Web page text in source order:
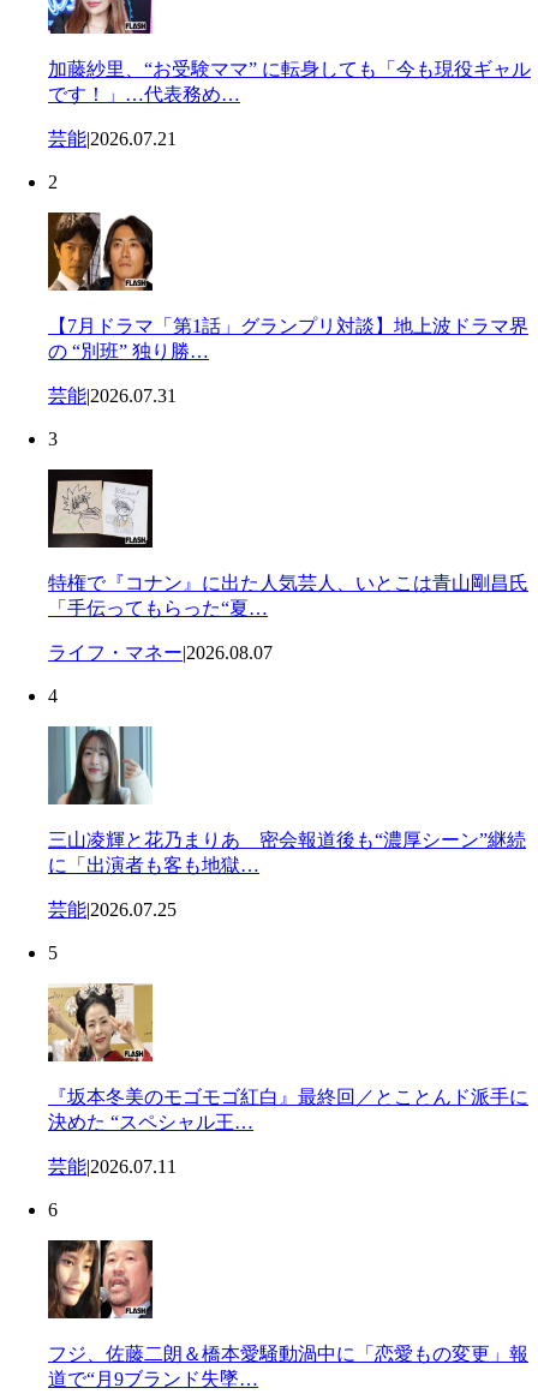
加藤紗里、“お受験ママ” に転身しても「今も現役ギャル
です！」…代表務め…
芸能|2026.07.21
2
【7月ドラマ「第1話」グランプリ対談】地上波ドラマ界
の “別班” 独り勝…
芸能|2026.07.31
3
特権で『コナン』に出た人気芸人、いとこは青山剛昌氏
「手伝ってもらった“夏…
ライフ・マネー|2026.08.07
4
三山凌輝と花乃まりあ 密会報道後も“濃厚シーン”継続
に「出演者も客も地獄…
芸能|2026.07.25
5
『坂本冬美のモゴモゴ紅白』最終回／とことんド派手に
決めた “スペシャル王…
芸能|2026.07.11
6
フジ、佐藤二朗＆橋本愛騒動渦中に「恋愛もの変更」報
道で“月9ブランド失墜…